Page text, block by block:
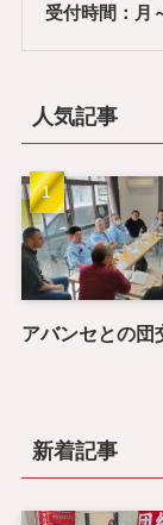
受付時間：月
人気記事
アバンセとの団
新着記事